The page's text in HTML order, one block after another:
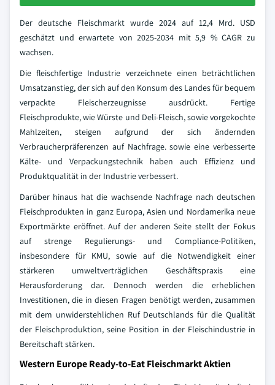
Der deutsche Fleischmarkt wurde 2024 auf 12,4 Mrd. USD
geschätzt und erwartete von 2025-2034 mit 5,9 % CAGR zu
wachsen.
Die fleischfertige Industrie verzeichnete einen beträchtlichen
Umsatzanstieg, der sich auf den Konsum des Landes für bequem
verpackte Fleischerzeugnisse ausdrückt. Fertige
Fleischprodukte, wie Würste und Deli-Fleisch, sowie vorgekochte
Mahlzeiten, steigen aufgrund der sich ändernden
Verbraucherpräferenzen auf Nachfrage. sowie eine verbesserte
Kälte- und Verpackungstechnik haben auch Effizienz und
Produktqualität in der Industrie verbessert.
Darüber hinaus hat die wachsende Nachfrage nach deutschen
Fleischprodukten in ganz Europa, Asien und Nordamerika neue
Exportmärkte eröffnet. Auf der anderen Seite stellt der Fokus
auf strenge Regulierungs- und Compliance-Politiken,
insbesondere für KMU, sowie auf die Notwendigkeit einer
stärkeren umweltverträglichen Geschäftspraxis eine
Herausforderung dar. Dennoch werden die erheblichen
Investitionen, die in diesen Fragen benötigt werden, zusammen
mit dem unwiderstehlichen Ruf Deutschlands für die Qualität
der Fleischproduktion, seine Position in der Fleischindustrie in
Bereitschaft stärken.
Western Europe Ready-to-Eat Fleischmarkt Aktien